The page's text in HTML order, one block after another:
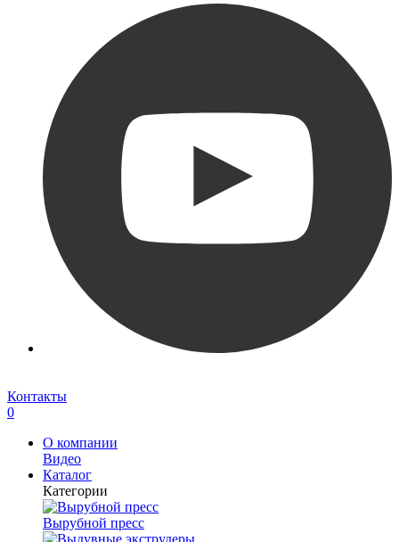
Контакты
0
О компании
Видео
Каталог
Категории
Вырубной пресс